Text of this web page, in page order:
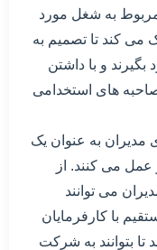
به شغل مورد
می کند تا تصمیم به
و با داشتن
های استخدامی
مدیران به عنوان یک
عمل می کنند. از
می توانند
با کارفرمایان
تا بتوانند به شرکت